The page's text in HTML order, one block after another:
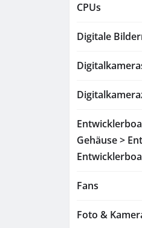
CPUs
Digitale
Gehäuse >
Fans
Foto &